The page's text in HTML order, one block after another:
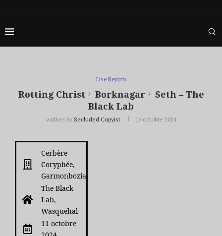
Live Reports
Rotting Christ + Borknagar + Seth – The
Black Lab
written by Secluded Copyist 16 octobre 2024
Cerbère
Coryphée,
Garmonbozia
The Black
Lab,
Wasquehal
11 octobre